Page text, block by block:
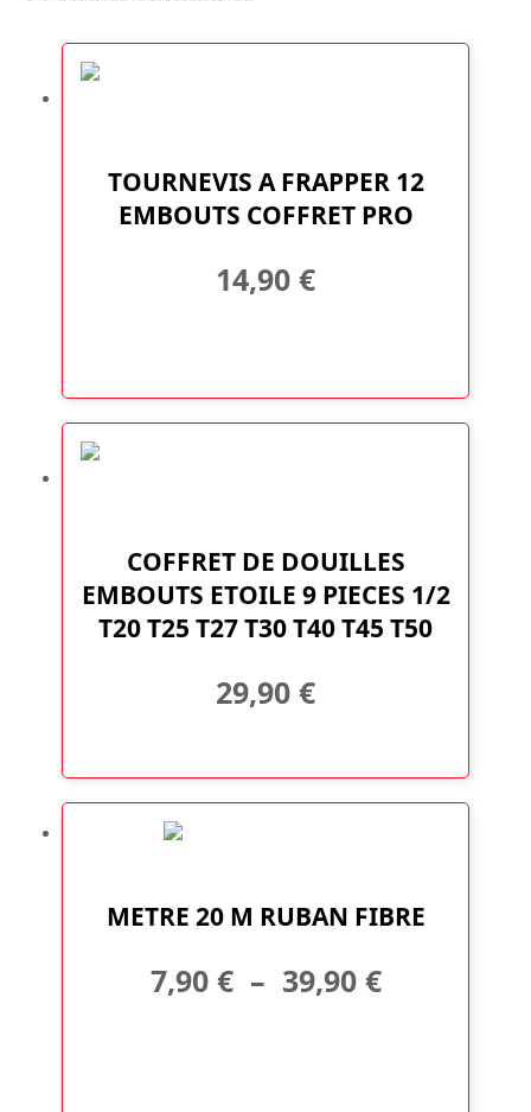
TOURNEVIS A FRAPPER 12
EMBOUTS COFFRET PRO
14,90 €
COFFRET DE DOUILLES
EMBOUTS ETOILE 9 PIECES 1/2
T20 T25 T27 T30 T40 T45 T50
29,90 €
a
plusieurs
Les
METRE 20 M RUBAN FIBRE
7,90 € – 39,90 €Plage